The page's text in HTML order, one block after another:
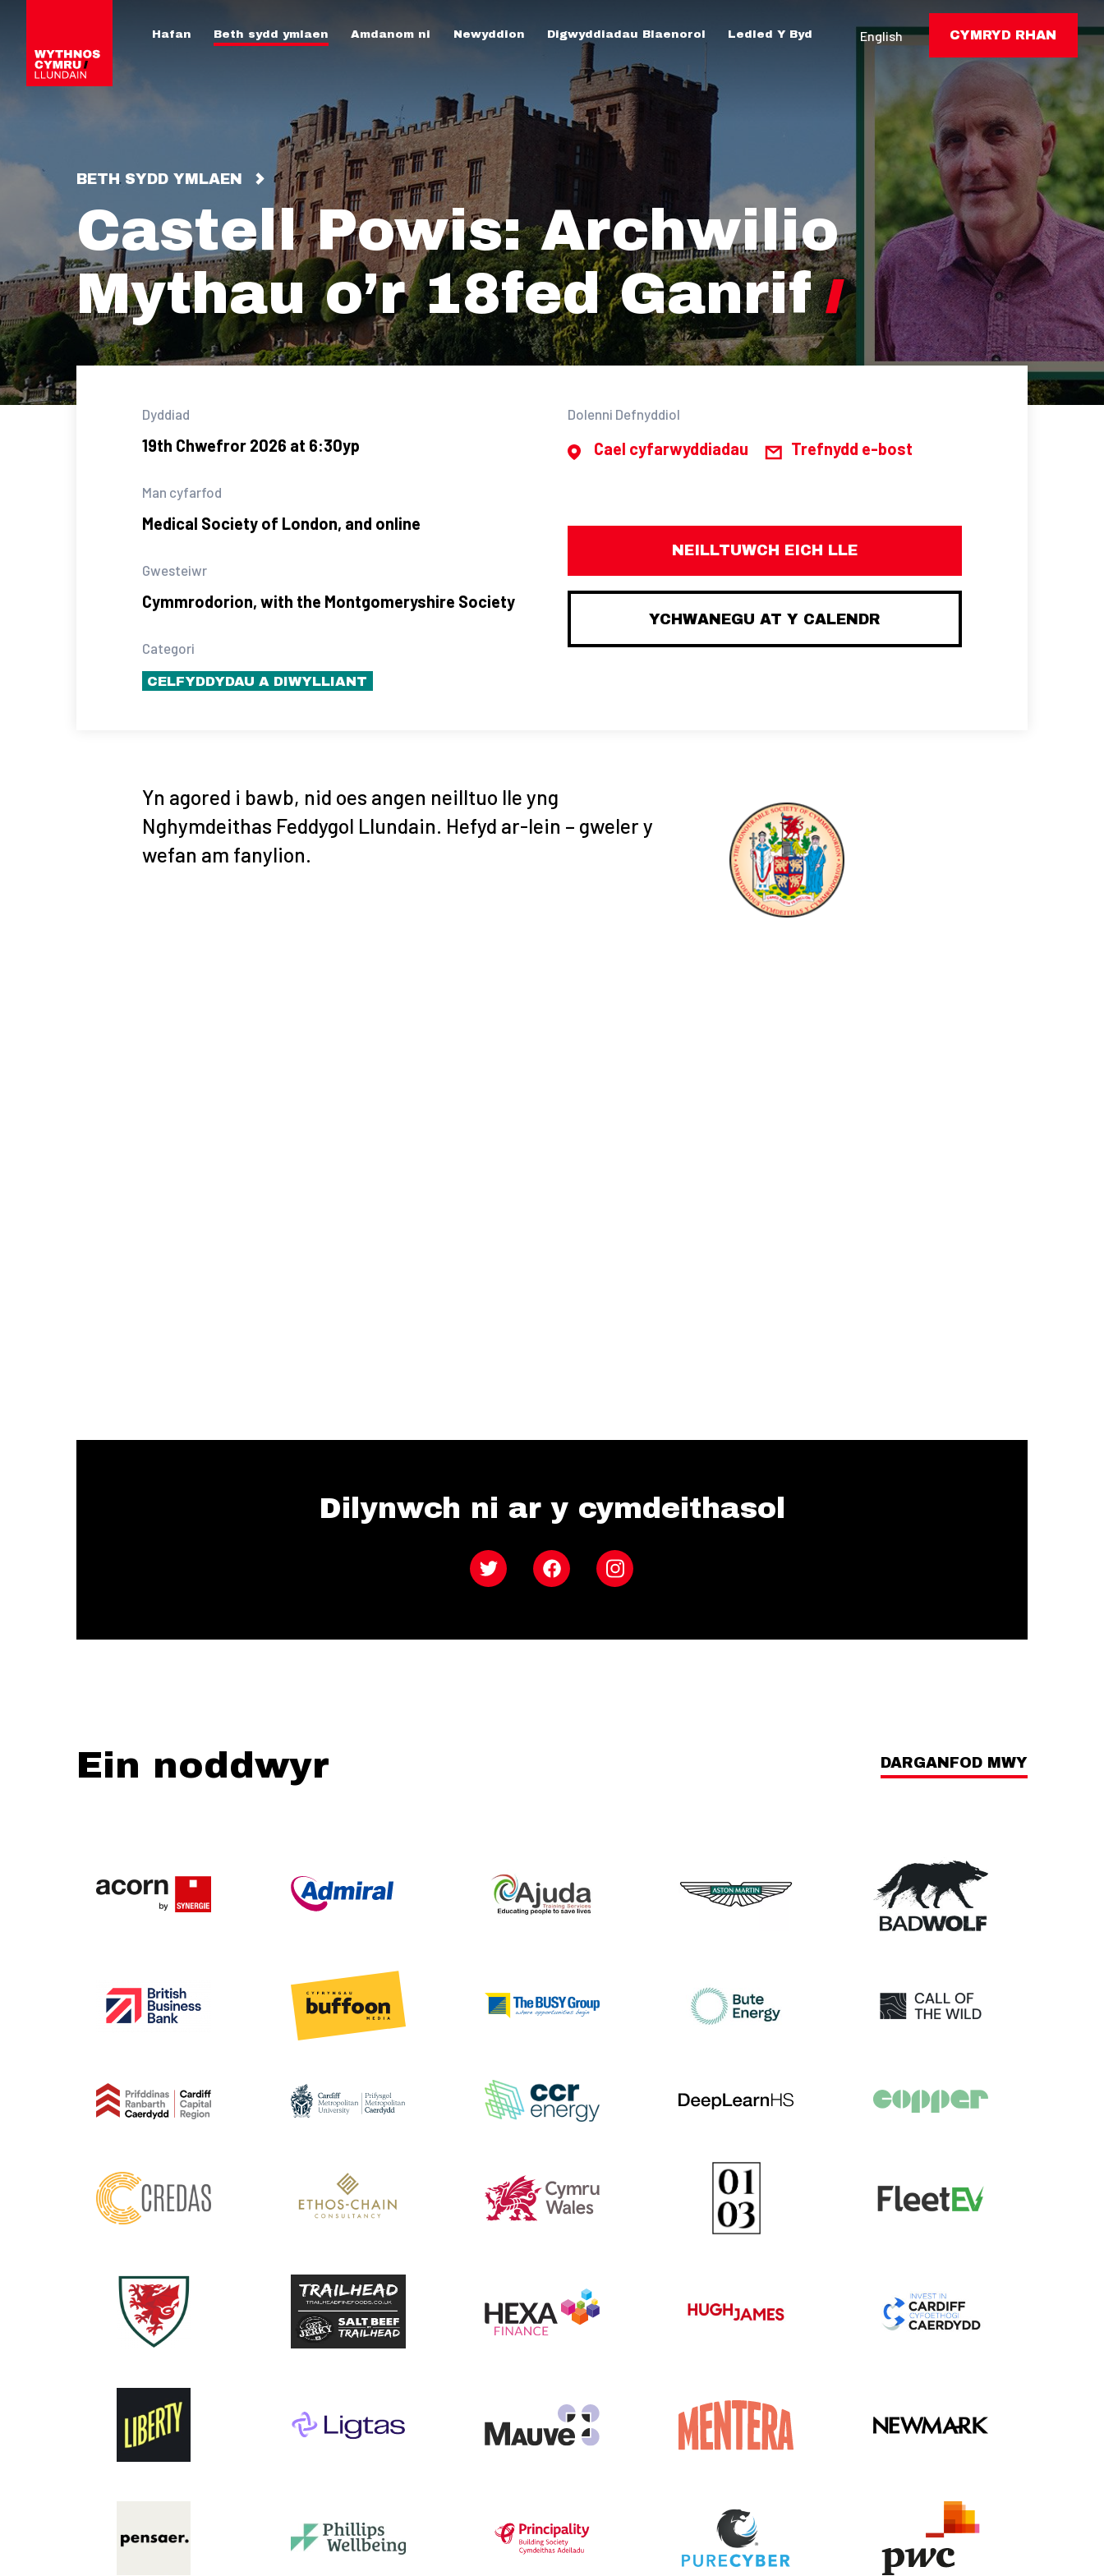
Hafan Beth sydd ymlaen Amdanom ni Newyddion Digwyddiadau Blaenorol Ledled Y Byd English CYMRYD RHAN
BETH SYDD YMLAEN
Castell Powis: Archwilio
Mythau o’r 18fed Ganrif
Dyddiad
19th Chwefror 2026 at 6:30yp
Man cyfarfod
Medical Society of London, and online
Gwesteiwr
Cymmrodorion, with the Montgomeryshire Society
Categori
CELFYDDYDAU A DIWYLLIANT
Dolenni Defnyddiol
Cael cyfarwyddiadau Trefnydd e-bost
NEILLTUWCH EICH LLE
YCHWANEGU AT Y CALENDR
Yn agored i bawb, nid oes angen neilltuo lle yng
Nghymdeithas Feddygol Llundain. Hefyd ar-lein – gweler y
wefan am fanylion.
Dilynwch ni ar y cymdeithasol
Twitter Facebook Instagram
Ein noddwyr DARGANFOD MWY